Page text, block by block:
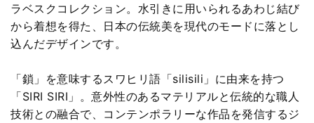
ラベスクコレクション。水引きに用いられるあわじ結び
から着想を得た、日本の伝統美を現代のモードに落とし
込んだデザインです。
「鎖」を意味するスワヒリ語「silisili」に由来を持つ
「SIRI SIRI」。意外性のあるマテリアルと伝統的な職人
技術との融合で、コンテンポラリーな作品を発信するジ